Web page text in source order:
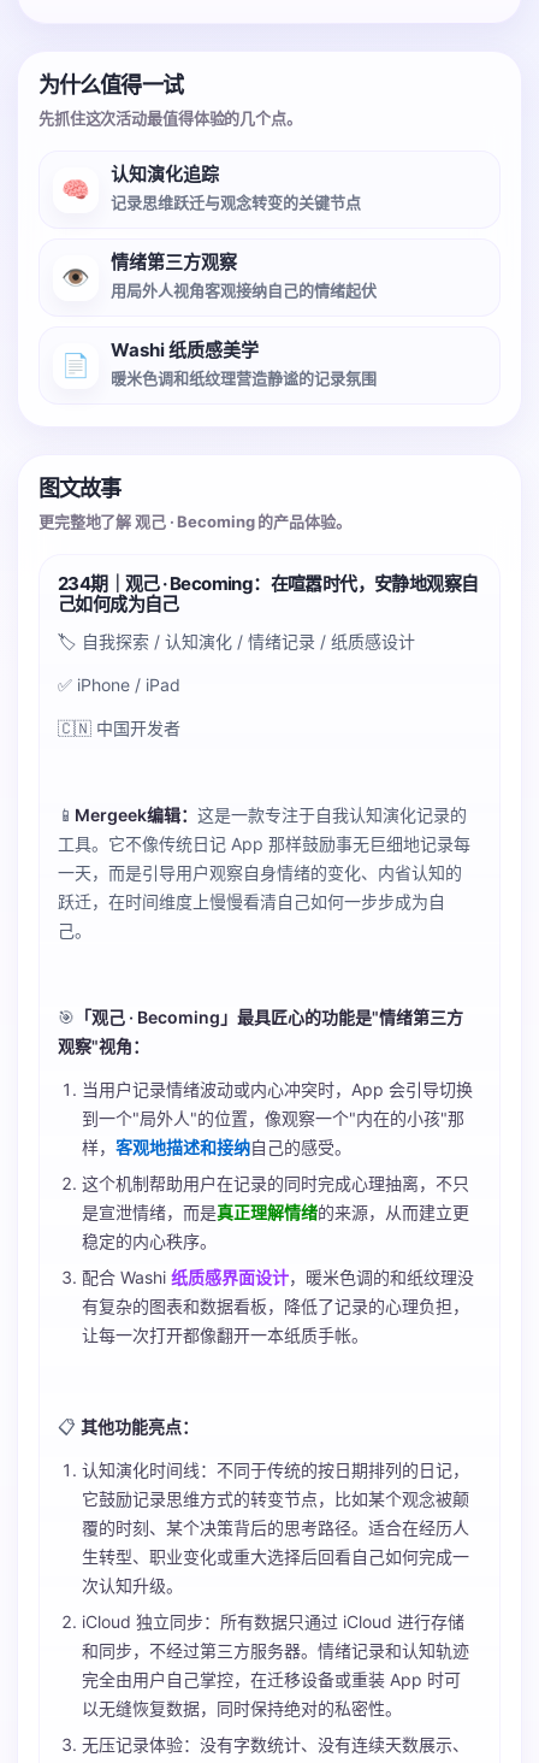
为什么值得一试
先抓住这次活动最值得体验的几个点。
🧠
认知演化追踪
记录思维跃迁与观念转变的关键节点
👁️
情绪第三方观察
用局外人视角客观接纳自己的情绪起伏
📄
Washi 纸质感美学
暖米色调和纸纹理营造静谧的记录氛围
图文故事
更完整地了解 观己 · Becoming 的产品体验。
234期｜观己 · Becoming：在喧嚣时代，安静地观察自
己如何成为自己
🏷️ 自我探索 / 认知演化 / 情绪记录 / 纸质感设计
✅ iPhone / iPad
🇨🇳 中国开发者
📱 Mergeek编辑： 这是一款专注于自我认知演化记录的
工具。它不像传统日记 App 那样鼓励事无巨细地记录每
一天，而是引导用户观察自身情绪的变化、内省认知的
跃迁，在时间维度上慢慢看清自己如何一步步成为自
己。
🎯 「观己 · Becoming」最具匠心的功能是"情绪第三方
观察"视角：
当用户记录情绪波动或内心冲突时，App 会引导切换
到一个"局外人"的位置，像观察一个"内在的小孩"那
样， 客观地描述和接纳自己的感受。
这个机制帮助用户在记录的同时完成心理抽离，不只
是宣泄情绪，而是真正理解情绪的来源，从而建立更
稳定的内心秩序。
配合 Washi 纸质感界面设计，暖米色调的和纸纹理没
有复杂的图表和数据看板，降低了记录的心理负担，
让每一次打开都像翻开一本纸质手帐。
📋 其他功能亮点：
认知演化时间线：不同于传统的按日期排列的日记，
它鼓励记录思维方式的转变节点，比如某个观念被颠
覆的时刻、某个决策背后的思考路径。适合在经历人
生转型、职业变化或重大选择后回看自己如何完成一
次认知升级。
iCloud 独立同步：所有数据只通过 iCloud 进行存储
和同步，不经过第三方服务器。情绪记录和认知轨迹
完全由用户自己掌控，在迁移设备或重装 App 时可
以无缝恢复数据，同时保持绝对的私密性。
无压记录体验：没有字数统计、没有连续天数展示、